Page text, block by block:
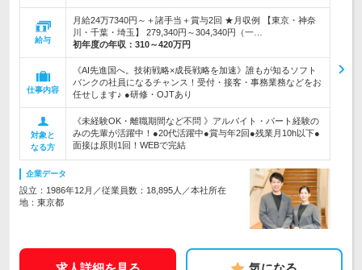
給与
月給24万7340円～＋諸手当＋賞与2回 ★月収例 【東京・神奈
川・千葉・埼玉】 279,340円～304,340円（一…
初年度の年収： 310～420万円
仕事内容
《AI先進国へ。技術戦略×成長戦略を加速》誰もが知るソフト
バンクの社員になるチャンス！受付・接客・事務業務などをお
任せします♪ ●研修・OJTあり
対象と
なる方
《未経験OK・離職期間など不問 》アルバイト・パート経験の
みの先輩が活躍中！●20代活躍中●賞与年2回●残業月10h以下●
面接は原則1回！WEBで完結
企業データ
設立：1986年12月／従業員数：18,895人／本社所在
地：東京都